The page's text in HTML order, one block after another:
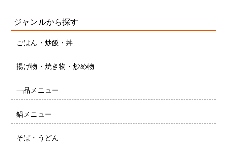
ジャンルから探す
ごはん・炒飯・丼
揚げ物・焼き物・炒め物
一品メニュー
鍋メニュー
そば・うどん